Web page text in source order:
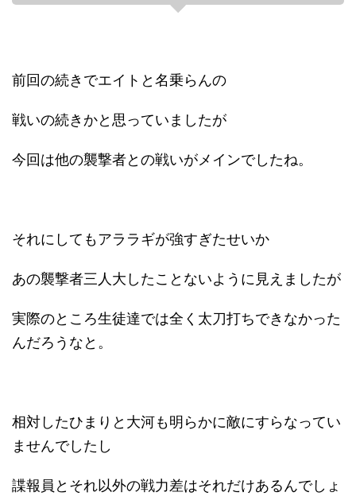
前回の続きでエイトと名乗らんの
戦いの続きかと思っていましたが
今回は他の襲撃者との戦いがメインでしたね。
それにしてもアララギが強すぎたせいか
あの襲撃者三人大したことないように見えましたが
実際のところ生徒達では全く太刀打ちできなかった
んだろうなと。
相対したひまりと大河も明らかに敵にすらなってい
ませんでしたし
諜報員とそれ以外の戦力差はそれだけあるんでしょ